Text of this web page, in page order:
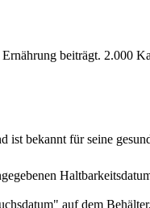
beiträgt. 2.000
bekannt für seine
auf dem